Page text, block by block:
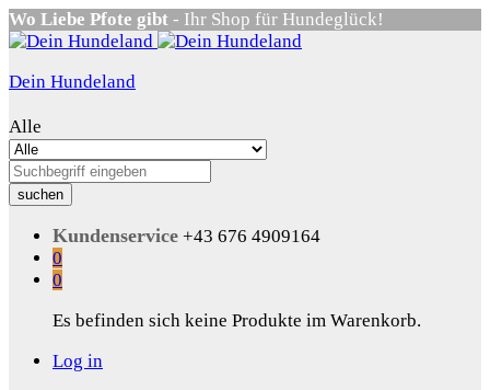
Wo Liebe Pfote gibt - Ihr Shop für Hundeglück!
Dein Hundeland
Alle
suchen
Kundenservice +43 676 4909164
0
0
Es befinden sich keine Produkte im Warenkorb.
Log in